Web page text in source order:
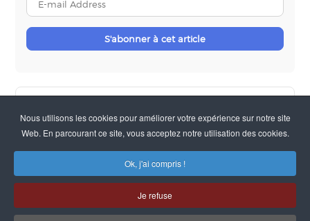
Nous utilisons les cookies pour améliorer votre expérience sur notre site
Web. En parcourant ce site, vous acceptez notre utilisation des cookies.
Ok, j'ai compris !
Je refuse
mail
Address
S'abonner à cet article
La parole est à Symtrax :